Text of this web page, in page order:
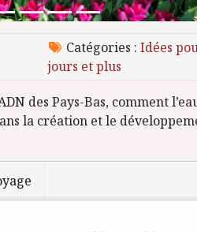
Catégories : Idées
jours et plus
des Pays-Bas, comment
la création et le